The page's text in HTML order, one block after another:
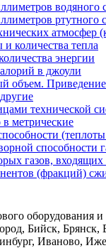
водяного
ртутного
атмосфер
количества тепла
энергии
в джоули
объем.
технической
метрические
способности
газов,
(фракций)
оборудования
Бийск,
Иваново,